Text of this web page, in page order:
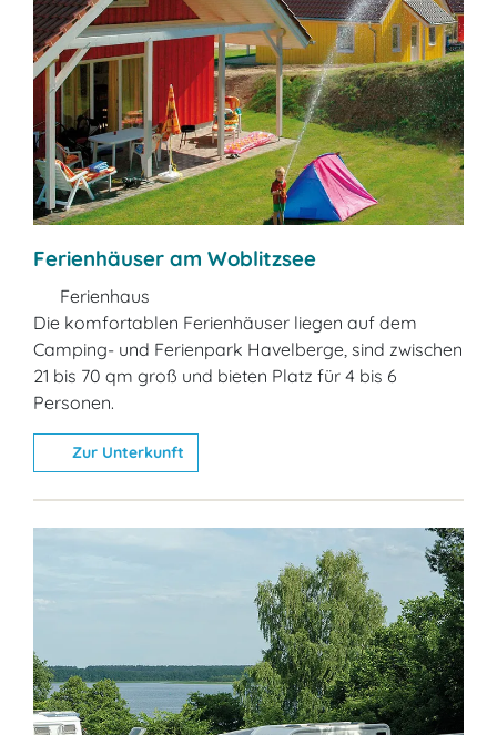
Ferienhäuser am Woblitzsee
Ferienhaus
Die komfortablen Ferienhäuser liegen auf dem
Camping- und Ferienpark Havelberge, sind zwischen
21 bis 70 qm groß und bieten Platz für 4 bis 6
Personen.
Zur Unterkunft